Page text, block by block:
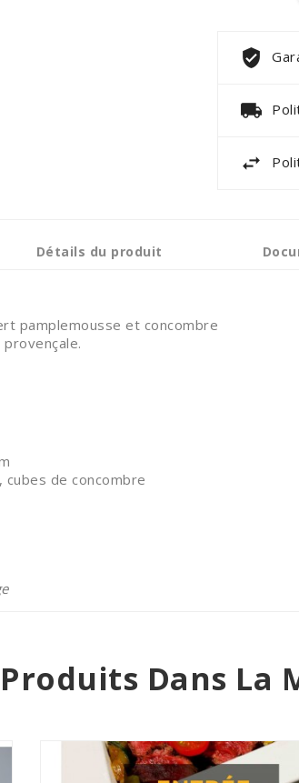
Détails du produit
pamplemousse et concombre
de concombre
Dans La